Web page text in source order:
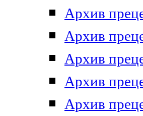
Архив
Архив
Архив
Архив
Архив